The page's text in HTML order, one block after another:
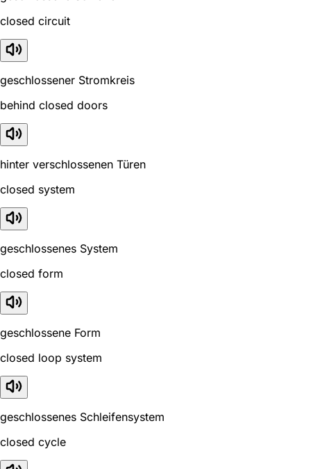
closed circuit
geschlossener Stromkreis
behind closed doors
hinter verschlossenen Türen
closed system
geschlossenes System
closed form
geschlossene Form
closed loop system
geschlossenes Schleifensystem
closed cycle